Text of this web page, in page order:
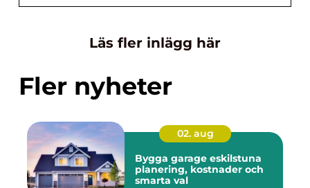
Läs fler inlägg här
Fler nyheter
02. aug
Bygga garage eskilstuna
planering, kostnader och
smarta val